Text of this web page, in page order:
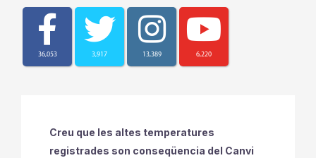
36,053 3,917 13,389 6,220
Creu que les altes temperatures
registrades son conseqüencia del Canvi